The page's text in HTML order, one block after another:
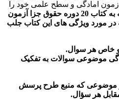
امادگی و سطح علمی خود را
جهت سهولت مراجعه به کتاب 20 دوره حقوق جزا آزمون
در مورد ویژگی های این کتاب جلب
خاص هر سوال.
موضوعی سوالات به تفکیک
که منبع طرح پرسش
هر سؤال.